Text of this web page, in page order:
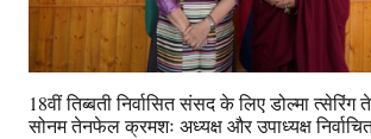
18वीं तिब्बती निर्वासित संसद के लिए डोल्मा
सोनम तेनफेल क्रमशः अध्यक्ष और उपाध्यक्ष